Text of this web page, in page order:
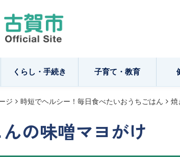
くらし・手続き 子育て・教育
ジ 時短でヘルシー！毎日食べたいおうちごはん 焼
の味噌マヨがけ